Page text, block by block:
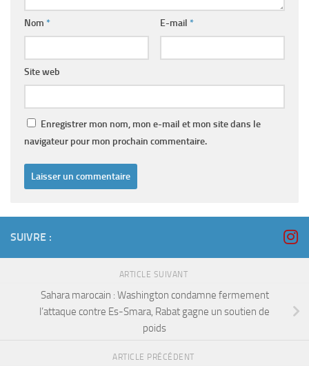
Nom * E-mail *
Site web
Enregistrer mon nom, mon e-mail et mon site dans le
navigateur pour mon prochain commentaire.
SUIVRE :
ARTICLE SUIVANT
Sahara marocain : Washington condamne fermement
l’attaque contre Es-Smara, Rabat gagne un soutien de
poids
ARTICLE PRÉCÉDENT